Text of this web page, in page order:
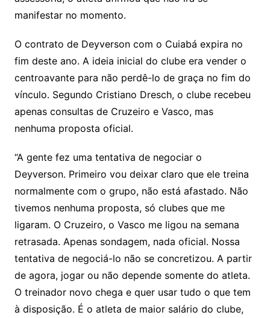
manifestar no momento.
O contrato de Deyverson com o Cuiabá expira no
fim deste ano. A ideia inicial do clube era vender o
centroavante para não perdê-lo de graça no fim do
vínculo. Segundo Cristiano Dresch, o clube recebeu
apenas consultas de Cruzeiro e Vasco, mas
nenhuma proposta oficial.
“A gente fez uma tentativa de negociar o
Deyverson. Primeiro vou deixar claro que ele treina
normalmente com o grupo, não está afastado. Não
tivemos nenhuma proposta, só clubes que me
ligaram. O Cruzeiro, o Vasco me ligou na semana
retrasada. Apenas sondagem, nada oficial. Nossa
tentativa de negociá-lo não se concretizou. A partir
de agora, jogar ou não depende somente do atleta.
O treinador novo chega e quer usar tudo o que tem
à disposição. É o atleta de maior salário do clube,